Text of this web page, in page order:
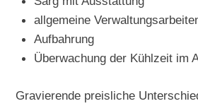
allgemeine
Aufbahrung
Überwachung der Kühlzeit im
Gravierende preisliche